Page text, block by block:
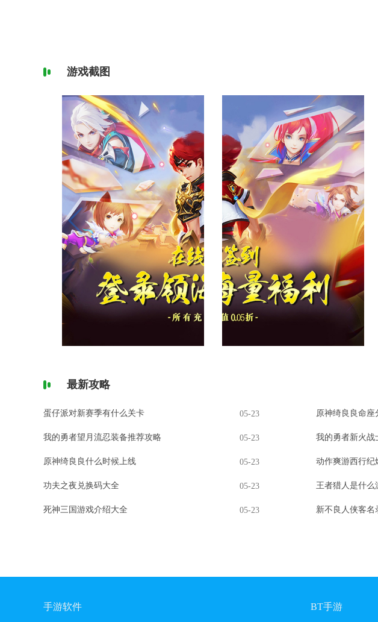
游戏截图
最新攻略
蛋仔派对新赛季有什么关卡 05-23 原神绮良良命座
我的勇者望月流忍装备推荐攻略 05-23 我的勇者新火战
原神绮良良什么时候上线 05-23 动作爽游西行纪
功夫之夜兑换码大全 05-23 王者猎人是什么
死神三国游戏介绍大全 05-23 新不良人侠客名
手游软件 BT手游